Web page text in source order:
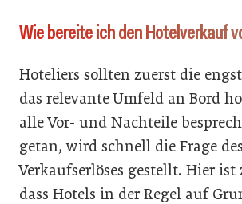
Wie bereite ich den Hotelverkauf
Hoteliers sollten zuerst die
das relevante Umfeld an Bord
alle Vor- und Nachteile
getan, wird schnell die Frage
Verkaufserlöses gestellt. Hier ist
dass Hotels in der Regel auf